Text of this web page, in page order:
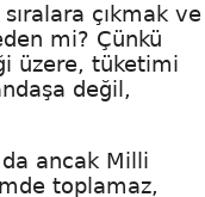
çıkmak ve
mi? Çünkü
üzere, tüketimi
değil,
ancak Milli
toplamaz,